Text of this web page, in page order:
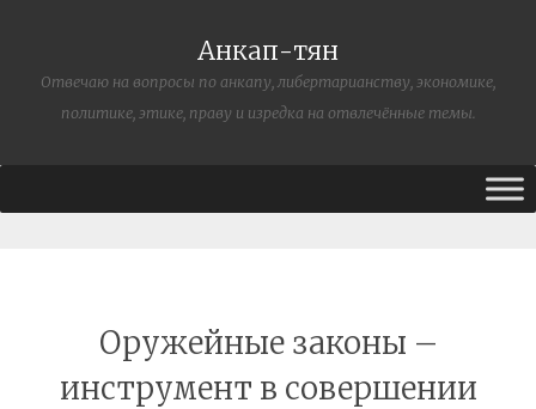
Анкап-тян
Отвечаю на вопросы по анкапу, либертарианству, экономике,
политике, этике, праву и изредка на отвлечённые темы.
Оружейные законы –
инструмент в совершении